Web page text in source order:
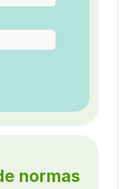
normas